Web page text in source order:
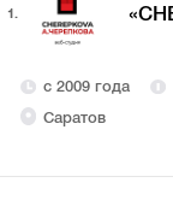
1.
с 2009 года
Саратов